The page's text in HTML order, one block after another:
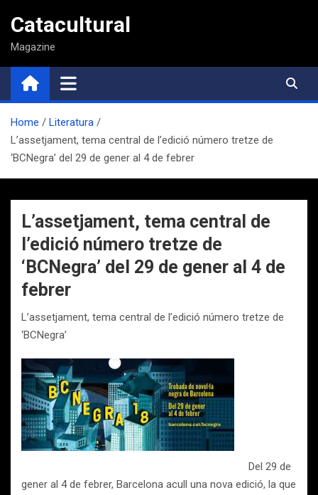
contenido
Catacultural
Magazine
Home
Literatura
L’assetjament, tema central de l’edició número tretze de
‘BCNegra’ del 29 de gener al 4 de febrer
L’assetjament, tema central de
l’edició número tretze de
‘BCNegra’ del 29 de gener al 4 de
febrer
L’assetjament, tema central de l’edició número tretze de
‘BCNegra’
Del 29 de
gener al 4 de febrer, Barcelona acull una nova edició, la que